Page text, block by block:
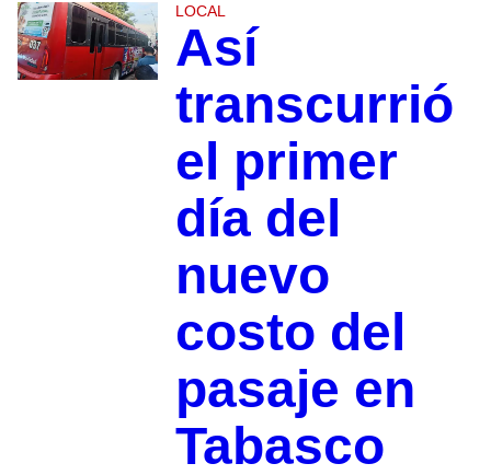
LOCAL
Así
transcurrió
el primer
día del
nuevo
costo del
pasaje en
Tabasco